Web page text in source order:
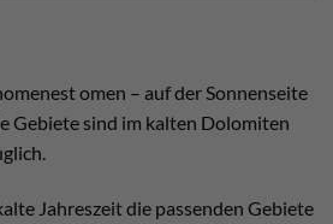
omen – auf der Sonnenseite
Gebiete sind im kalten Dolomiten
Jahreszeit die passenden Gebiete